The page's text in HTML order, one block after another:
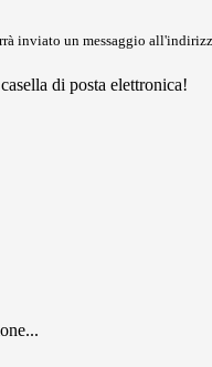
inviato un messaggio
di posta elettronica!